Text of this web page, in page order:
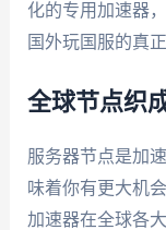
化的专用加速器
国外玩国服的真正
全球节点织
服务器节点是加
味着你有更大机
加速器在全球各